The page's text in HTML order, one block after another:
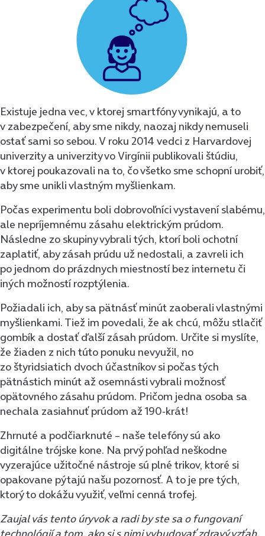
Existuje jedna vec, v ktorej smartfóny vynikajú, a to
v zabezpečení, aby sme nikdy, naozaj nikdy nemuseli
ostať sami so sebou. V roku 2014 vedci z Harvardovej
univerzity a univerzity vo Virgínii publikovali štúdiu,
v ktorej poukazovali na to, čo všetko sme schopní urobiť,
aby sme unikli vlastným myšlienkam.
Počas experimentu boli dobrovoľníci vystavení slabému,
ale nepríjemnému zásahu elektrickým prúdom.
Následne zo skupiny vybrali tých, ktorí boli ochotní
zaplatiť, aby zásah prúdu už nedostali, a zavreli ich
po jednom do prázdnych miestností bez internetu či
iných možností rozptýlenia.
Požiadali ich, aby sa pätnásť minút zaoberali vlastnými
myšlienkami. Tiež im povedali, že ak chcú, môžu stlačiť
gombík a dostať ďalší zásah prúdom. Určite si myslíte,
že žiaden z nich túto ponuku nevyužil, no
zo štyridsiatich dvoch účastníkov si počas tých
pätnástich minút až osemnásti vybrali možnosť
opätovného zásahu prúdom. Pričom jedna osoba sa
nechala zasiahnuť prúdom až 190-krát!
Zhrnuté a podčiarknuté – naše telefóny sú ako
digitálne trójske kone. Na prvý pohľad neškodne
vyzerajúce užitočné nástroje sú plné trikov, ktoré si
opakovane pýtajú našu pozornosť. A to je pre tých,
ktorý to dokážu využiť, veľmi cenná trofej.
Zaujal vás tento úryvok a radi by ste sa o fungovaní